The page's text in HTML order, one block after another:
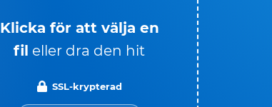
Klicka för att välja en
fil eller dra den hit
SSL-krypterad